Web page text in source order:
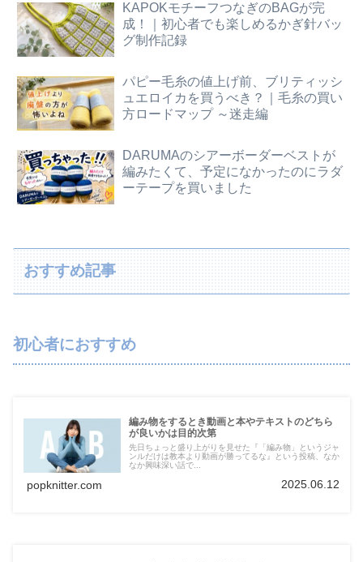
KAPOKモチーフつなぎのBAGが完
成！｜初心者でも楽しめるかぎ針バッ
グ制作記録
パピー毛糸の値上げ前、ブリティッシ
ュエロイカを買うべき？｜毛糸の買い
方ロードマップ ～迷走編
DARUMAのシアーボーダーベストが
編みたくて、予定になかったのにラダ
ーテープを買いました
おすすめ記事
初心者におすすめ
編み物をするとき動画と本やテキストのどちら
が良いかは目的次第
先日ちょっと盛り上がりを見せた『「編み物」というジャ
ンルだけは教本より動画が勝ってるな』という投稿、なか
なか興味深い話で...
popknitter.com 2025.06.12